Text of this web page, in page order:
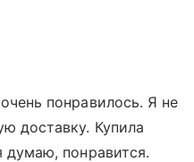
понравилось. Я не
доставку. Купила
понравится.